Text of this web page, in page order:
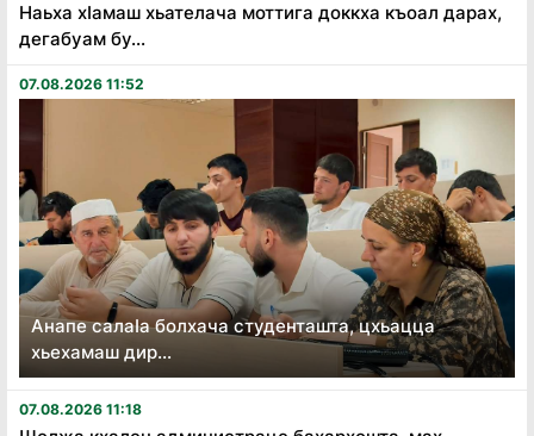
Наьха хӏамаш хьателача моттига доккха къоал дарах,
дегабуам бу...
07.08.2026 11:52
Анапе салаӏа болхача студенташта, цхьацца
хьехамаш дир...
07.08.2026 11:18